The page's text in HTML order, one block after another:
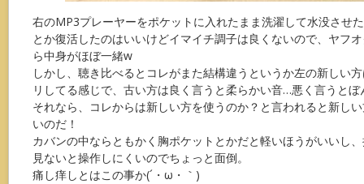
右のMP3プレーヤーをポケットに入れたまま洗濯して水没させ
とか復活したのはいいけどイマイチ調子は良くないので、ヤフ
ら中身がほぼ一緒w
しかし、聴き比べるとコレがまた結構違うというか左の新しい
リしてる感じで、古い方は良く言うと柔らかい音…悪く言うと
それなら、コレからは新しい方を使うのか？と言われると新し
いのだ！
カバンの中ならともかく胸ポケットとかだと軽いほうがいいし
見ないと操作しにくいのでちょっと面倒。
痛し痒しとはこの事か(´・ω・｀)